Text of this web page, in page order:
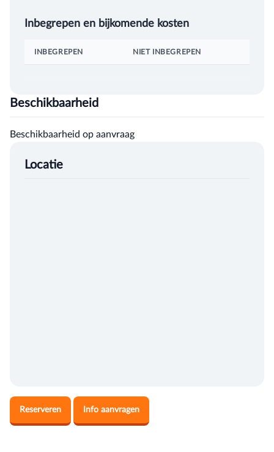
Inbegrepen en bijkomende kosten
INBEGREPEN NIET INBEGREPEN
Beschikbaarheid
Beschikbaarheid op aanvraag
Locatie
Reserveren Info aanvragen